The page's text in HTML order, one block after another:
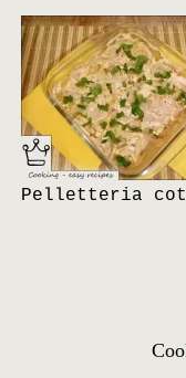
Pelletteria